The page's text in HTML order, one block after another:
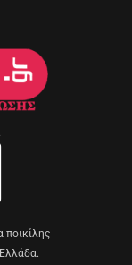
ποικίλης